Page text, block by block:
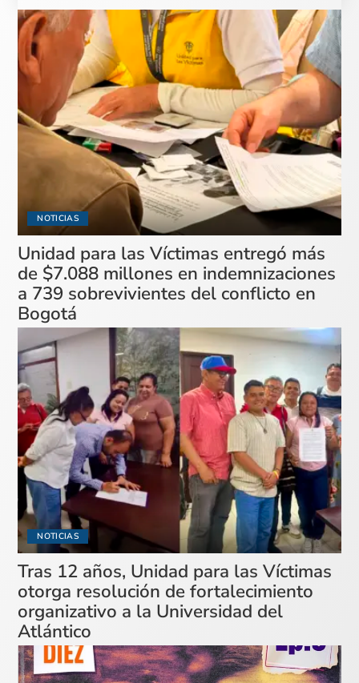
NOTICIAS
Unidad para las Víctimas entregó más
de $7.088 millones en indemnizaciones
a 739 sobrevivientes del conflicto en
Bogotá
NOTICIAS
Tras 12 años, Unidad para las Víctimas
otorga resolución de fortalecimiento
organizativo a la Universidad del
Atlántico